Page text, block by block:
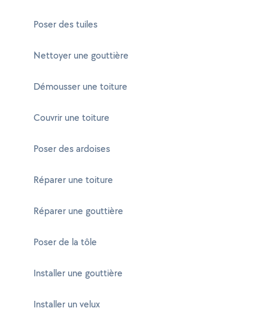
Poser des tuiles
Nettoyer une gouttière
Démousser une toiture
Couvrir une toiture
Poser des ardoises
Réparer une toiture
Réparer une gouttière
Poser de la tôle
Installer une gouttière
Installer un velux